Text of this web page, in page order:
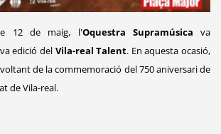
12 de maig, l'Oquestra Supramúsica va
edició del Vila-real Talent. En aquesta ocasió,
de la commemoració del 750 aniversari de
de Vila-real.